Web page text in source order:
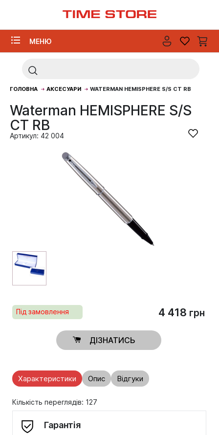
МЕНЮ
ГОЛОВНА АКСЕСУАРИ WATERMAN HEMISPHERE S/S CT RB
Waterman HEMISPHERE S/S
CT RB
Артикул: 42 004
Під замовлення 4 418 грн
ДІЗНАТИСЬ
Характеристики Опис Відгуки
Кількість переглядів: 127
Гарантія